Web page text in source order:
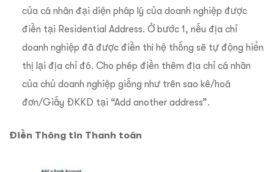
của cá nhân đại diện pháp lý của doanh nghiệp được
điền tại Residential Address. Ở bước 1, nếu địa chỉ
doanh nghiệp đã được điền thì hệ thống sẽ tự động hiển
thị lại địa chỉ đó. Cho phép điền thêm địa chỉ cá nhân
của chủ doanh nghiệp giống như trên sao kê/hoá
đơn/Giấy ĐKKD tại “Add another address”.
Điền Thông tin Thanh toán